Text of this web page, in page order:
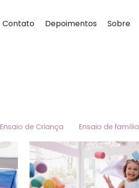
Contato Depoimentos Sobre
Ensaio de Criança Ensaio de família